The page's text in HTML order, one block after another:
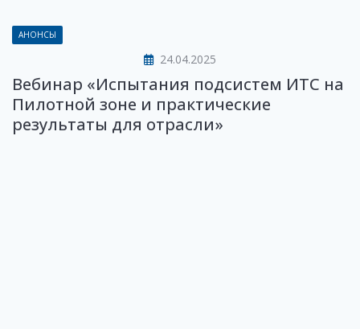
АНОНСЫ
24.04.2025
Вебинар «Испытания подсистем ИТС на
Пилотной зоне и практические
результаты для отрасли»